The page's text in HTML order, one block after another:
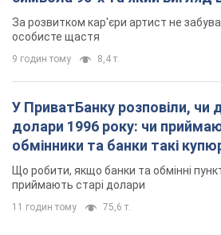
мають
За розвитком кар'єри артист не
особисте щастя
9 годин тому 8,4 т.
У ПриватБанку розповіли, чи
долари 1996 року: чи
обмінники та банки такі
Що робити, якщо банки та обмінні
приймають старі долари
11 годин тому 75,6 т.